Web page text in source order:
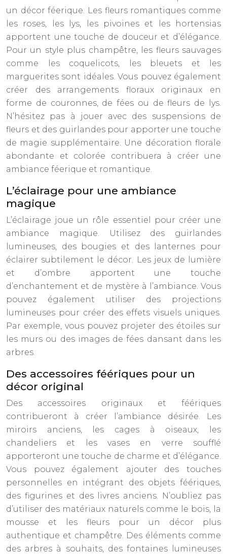
un décor féerique. Les fleurs romantiques comme
les roses, les lys, les pivoines et les hortensias
apportent une touche de douceur et d’élégance.
Pour un style plus champêtre, les fleurs sauvages
comme les coquelicots, les bleuets et les
marguerites sont idéales. Vous pouvez également
créer des arrangements floraux originaux en
forme de couronnes, de fées ou de fleurs de lys.
N’hésitez pas à jouer avec des suspensions de
fleurs et des guirlandes pour apporter une touche
de magie supplémentaire. Une décoration florale
abondante et colorée contribuera à créer une
ambiance féerique et romantique.
L’éclairage pour une ambiance
magique
L’éclairage joue un rôle essentiel pour créer une
ambiance magique. Utilisez des guirlandes
lumineuses, des bougies et des lanternes pour
éclairer subtilement le décor. Les jeux de lumière
et d’ombre apportent une touche
d’enchantement et de mystère à l’ambiance. Vous
pouvez également utiliser des projections
lumineuses pour créer des effets visuels uniques.
Par exemple, vous pouvez projeter des étoiles sur
les murs ou des images de fées dansant dans les
arbres.
Des accessoires féériques pour un
décor original
Des accessoires originaux et féériques
contribueront à créer l’ambiance désirée. Les
miroirs anciens, les cages à oiseaux, les
chandeliers et les vases en verre soufflé
apporteront une touche de charme et d’élégance.
Vous pouvez également ajouter des touches
personnelles en intégrant des objets féériques,
des figurines et des livres anciens. N’oubliez pas
d’utiliser des matériaux naturels comme le bois, la
mousse et les fleurs pour un décor plus
authentique et champêtre. Des éléments comme
des arbres à souhaits, des fontaines lumineuses